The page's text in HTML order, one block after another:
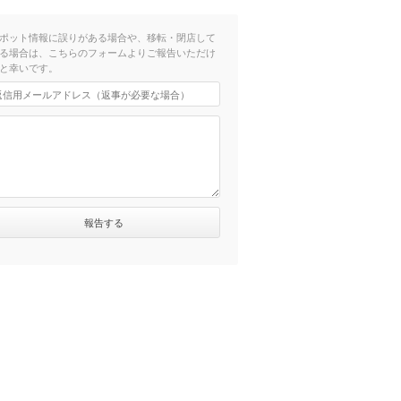
ット情報に誤りがある場合や、移転・閉店して
場合は、こちらのフォームよりご報告いただけ
幸いです。